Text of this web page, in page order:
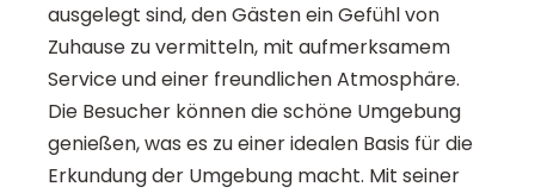
ausgelegt sind, den Gästen ein Gefühl von
Zuhause zu vermitteln, mit aufmerksamem
Service und einer freundlichen Atmosphäre.
Die Besucher können die schöne Umgebung
genießen, was es zu einer idealen Basis für die
Erkundung der Umgebung macht. Mit seiner